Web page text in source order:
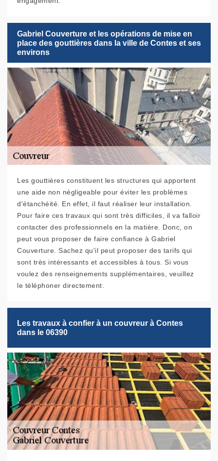
Gabriel Couverture et les opérations de mise en
place des gouttières dans la ville de Contes et ses
environs
Les gouttières constituent les structures qui apportent
une aide non négligeable pour éviter les problèmes
d'étanchéité. En effet, il faut réaliser leur installation.
Pour faire ces travaux qui sont très difficiles, il va falloir
contacter des professionnels en la matière. Donc, on
peut vous proposer de faire confiance à Gabriel
Couverture. Sachez qu'il peut proposer des tarifs qui
sont très intéressants et accessibles à tous. Si vous
voulez des renseignements supplémentaires, veuillez
le téléphoner directement.
Les travaux à confier à un couvreur à Contes
dans le 06390